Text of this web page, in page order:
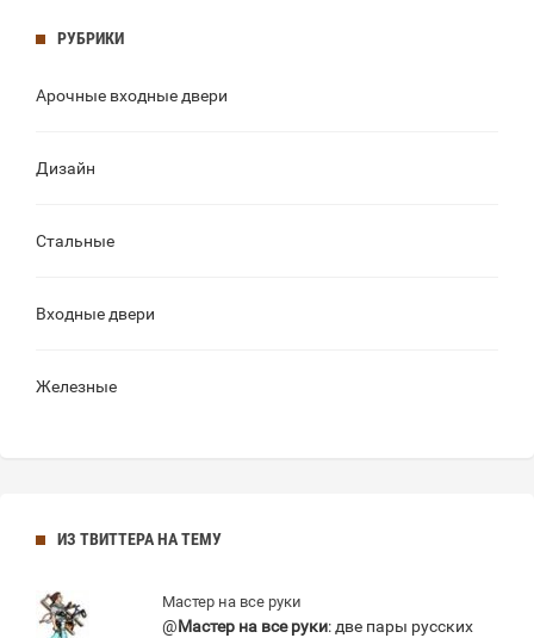
РУБРИКИ
Арочные входные двери
Дизайн
Стальные
Входные двери
Железные
ИЗ ТВИТТЕРА НА ТЕМУ
Мастер на все руки
@Мастер на все руки: две пары русских